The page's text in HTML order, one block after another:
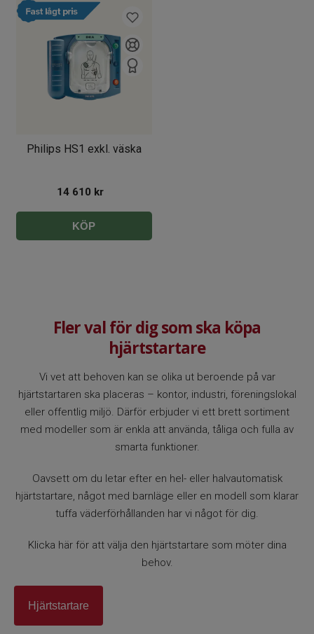
Philips HS1 exkl. väska
14 610 kr
KÖP
Fler val för dig som ska köpa
hjärtstartare
Vi vet att behoven kan se olika ut beroende på var
hjärtstartaren ska placeras – kontor, industri, föreningslokal
eller offentlig miljö. Därför erbjuder vi ett brett sortiment
med modeller som är enkla att använda, tåliga och fulla av
smarta funktioner.
Oavsett om du letar efter en hel- eller halvautomatisk
hjärtstartare, något med barnläge eller en modell som klarar
tuffa väderförhållanden har vi något för dig.
Klicka här för att välja den hjärtstartare som möter dina
behov.
Hjärtstartare